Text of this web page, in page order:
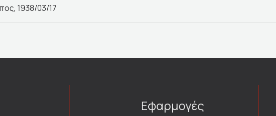
1938/03/17
Εφαρμογές